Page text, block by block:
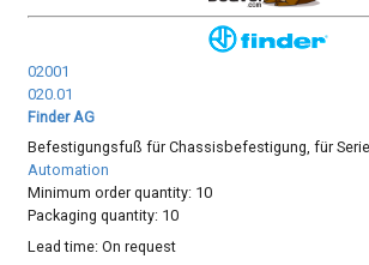
02001
020.01
Finder AG
Befestigungsfuß für Chassisbefestigung, für
Automation
Minimum order quantity: 10
Packaging quantity: 10
Lead time:On request